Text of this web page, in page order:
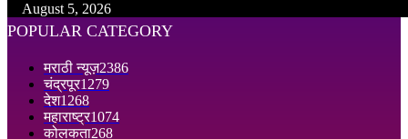
August 5, 2026
POPULAR CATEGORY
मराठी न्यूज़2386
चंद्रपूर1279
देश1268
महाराष्ट्र1074
कोलकता268